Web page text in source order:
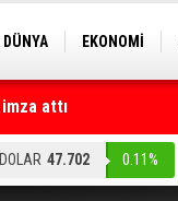
DÜNYA EKONOMİ
attı
tuzak ifşa oldu
DOLAR 47.702 0.11%